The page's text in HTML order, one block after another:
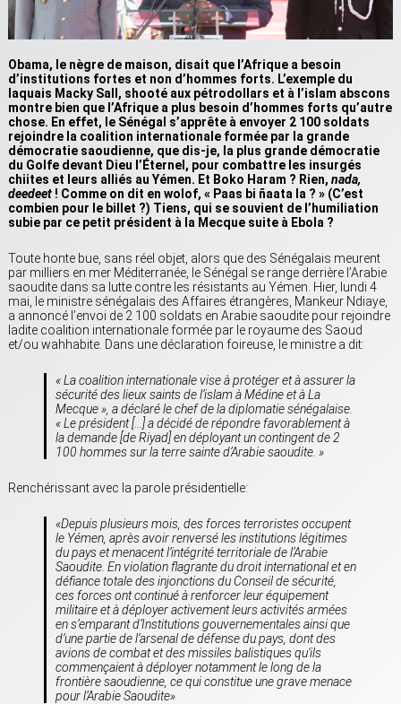
Obama, le nègre de maison, disait que l’Afrique a besoin
d’institutions fortes et non d’hommes forts. L’exemple du
laquais Macky Sall, shooté aux pétrodollars et à l’islam abscons
montre bien que l’Afrique a plus besoin d’hommes forts qu’autre
chose. En effet, le Sénégal s’apprête à envoyer 2 100 soldats
rejoindre la coalition internationale formée par la grande
démocratie saoudienne, que dis-je, la plus grande démocratie
du Golfe devant Dieu l’Éternel, pour combattre les insurgés
chiites et leurs alliés au Yémen. Et Boko Haram ? Rien, nada,
deedeet ! Comme on dit en wolof, « Paas bi ñaata la ? » (C’est
combien pour le billet ?) Tiens, qui se souvient de l’humiliation
subie par ce petit président à la Mecque suite à Ebola ?
Toute honte bue, sans réel objet, alors que des Sénégalais meurent
par milliers en mer Méditerranée, le Sénégal se range derrière l’Arabie
saoudite dans sa lutte contre les résistants au Yémen. Hier, lundi 4
mai, le ministre sénégalais des Affaires étrangères, Mankeur Ndiaye,
a annoncé l’envoi de 2 100 soldats en Arabie saoudite pour rejoindre
ladite coalition internationale formée par le royaume des Saoud
et/ou wahhabite. Dans une déclaration foireuse, le ministre a dit:
« La coalition internationale vise à protéger et à assurer la
sécurité des lieux saints de l’islam à Médine et à La
Mecque », a déclaré le chef de la diplomatie sénégalaise.
« Le président […] a décidé de répondre favorablement à
la demande [de Riyad] en déployant un contingent de 2
100 hommes sur la terre sainte d’Arabie saoudite. »
Renchérissant avec la parole présidentielle:
«Depuis plusieurs mois, des forces terroristes occupent
le Yémen, après avoir renversé les institutions légitimes
du pays et menacent l’intégrité territoriale de l’Arabie
Saoudite. En violation flagrante du droit international et en
défiance totale des injonctions du Conseil de sécurité,
ces forces ont continué à renforcer leur équipement
militaire et à déployer activement leurs activités armées
en s’emparant d’Institutions gouvernementales ainsi que
d’une partie de l’arsenal de défense du pays, dont des
avions de combat et des missiles balistiques qu’ils
commençaient à déployer notamment le long de la
frontière saoudienne, ce qui constitue une grave menace
pour l’Arabie Saoudite»